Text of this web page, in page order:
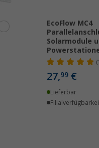
EcoFlow MC4
Solarmodule
27,99€
Lieferbar